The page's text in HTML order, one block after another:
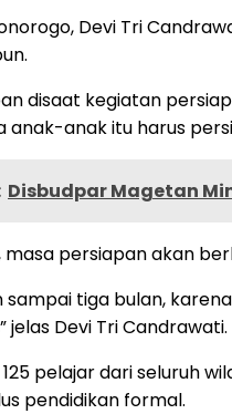
Devi Tri
disaat kegiatan
anak-anak itu harus
Disbudpar Magetan
masa persiapan akan
sampai tiga bulan,
jelas Devi Tri Candrawati.
pelajar dari seluruh
pendidikan formal.